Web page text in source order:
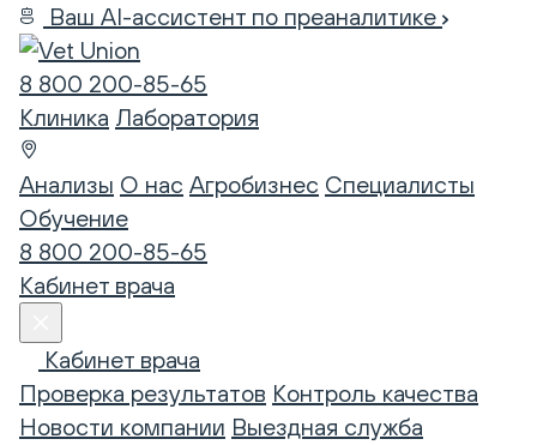
Ваш AI-ассистент по преаналитике
8 800 200-85-65
Клиника Лаборатория
Анализы О нас Агробизнес Специалисты
Обучение
8 800 200-85-65
Кабинет врача
Кабинет врача
Проверка результатов Контроль качества
Новости компании Выездная служба